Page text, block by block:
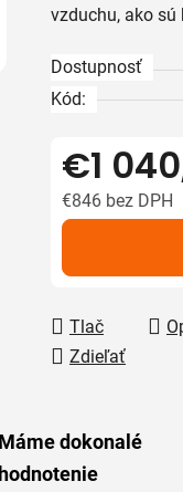
z
hviezdičiek.
vzduchu, ako sú
Dostupnosť
Kód:
€1
€846 bez DPH
Tlač
Zdieľať
Máme dokonalé
hodnotenie